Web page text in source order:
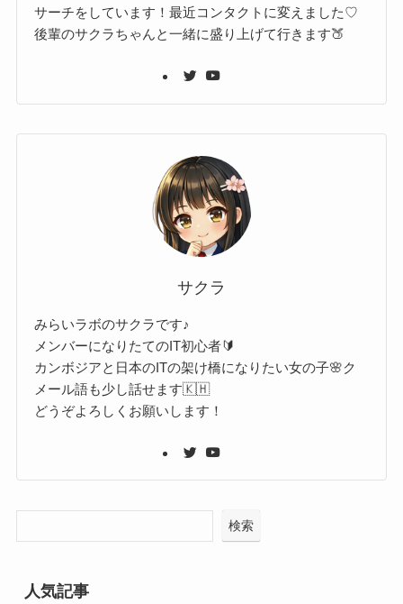
サーチをしています！最近コンタクトに変えました♡
後輩のサクラちゃんと一緒に盛り上げて行きます🍑
サクラ
みらいラボのサクラです♪
メンバーになりたてのIT初心者🔰
カンボジアと日本のITの架け橋になりたい女の子🌸ク
メール語も少し話せます🇰🇭
どうぞよろしくお願いします！
検索
人気記事